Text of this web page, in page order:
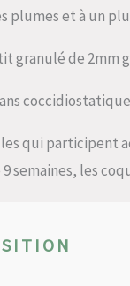
plumes et à un
granulé de 2mm
qui participent
semaines, les